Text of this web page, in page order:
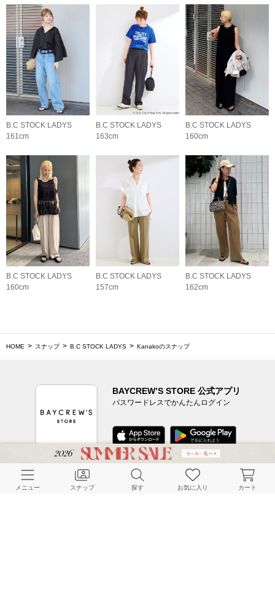
B.C STOCK LADYS
161cm
B.C STOCK LADYS
163cm
B.C STOCK LADYS
160cm
B.C STOCK LADYS
160cm
B.C STOCK LADYS
157cm
B.C STOCK LADYS
162cm
HOME スナップ B.C STOCK LADYS Kanakoのスナップ
BAYCREW’S STORE 公式アプリ
パスワードレスでかんたんログイン
CUSTOMER SERVICE
メニュー スナップ 探す お気に入り カート